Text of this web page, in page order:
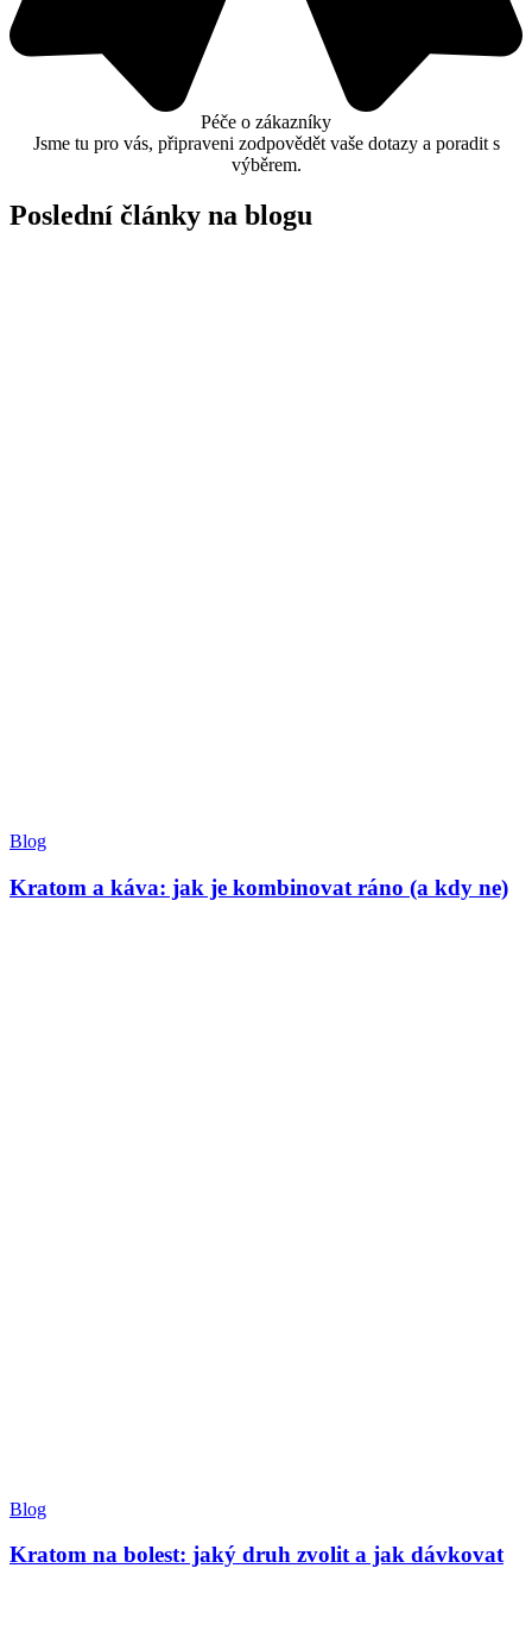
Péče o zákazníky
Jsme tu pro vás, připraveni zodpovědět vaše dotazy a poradit s
výběrem.
Poslední články na blogu
Blog
Kratom a káva: jak je kombinovat ráno (a kdy ne)
Blog
Kratom na bolest: jaký druh zvolit a jak dávkovat